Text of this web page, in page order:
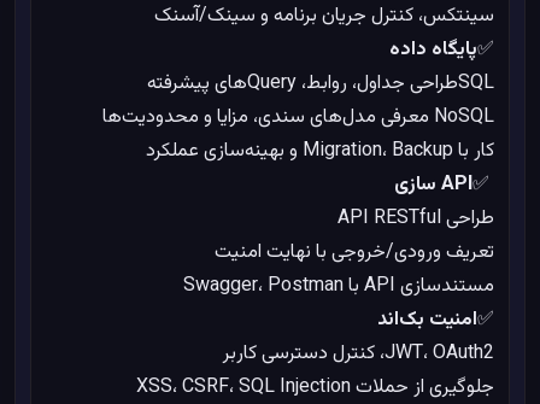
سینتکس، کنترل جریان برنامه و سینک/آسنک
✅پایگاه داده
SQLطراحی جداول، روابط، Queryهای پیشرفته
NoSQL معرفی مدل‌های سندی، مزایا و محدودیت‌ها
کار با Migration، Backup و بهینه‌سازی عملکرد
✅API سازی
طراحی API RESTful
تعریف ورودی/خروجی با نهایت امنیت
مستندسازی API با Swagger، Postman
✅امنیت بک‌اند
JWT، OAuth2، کنترل دسترسی کاربر
جلوگیری از حملات XSS، CSRF، SQL Injection